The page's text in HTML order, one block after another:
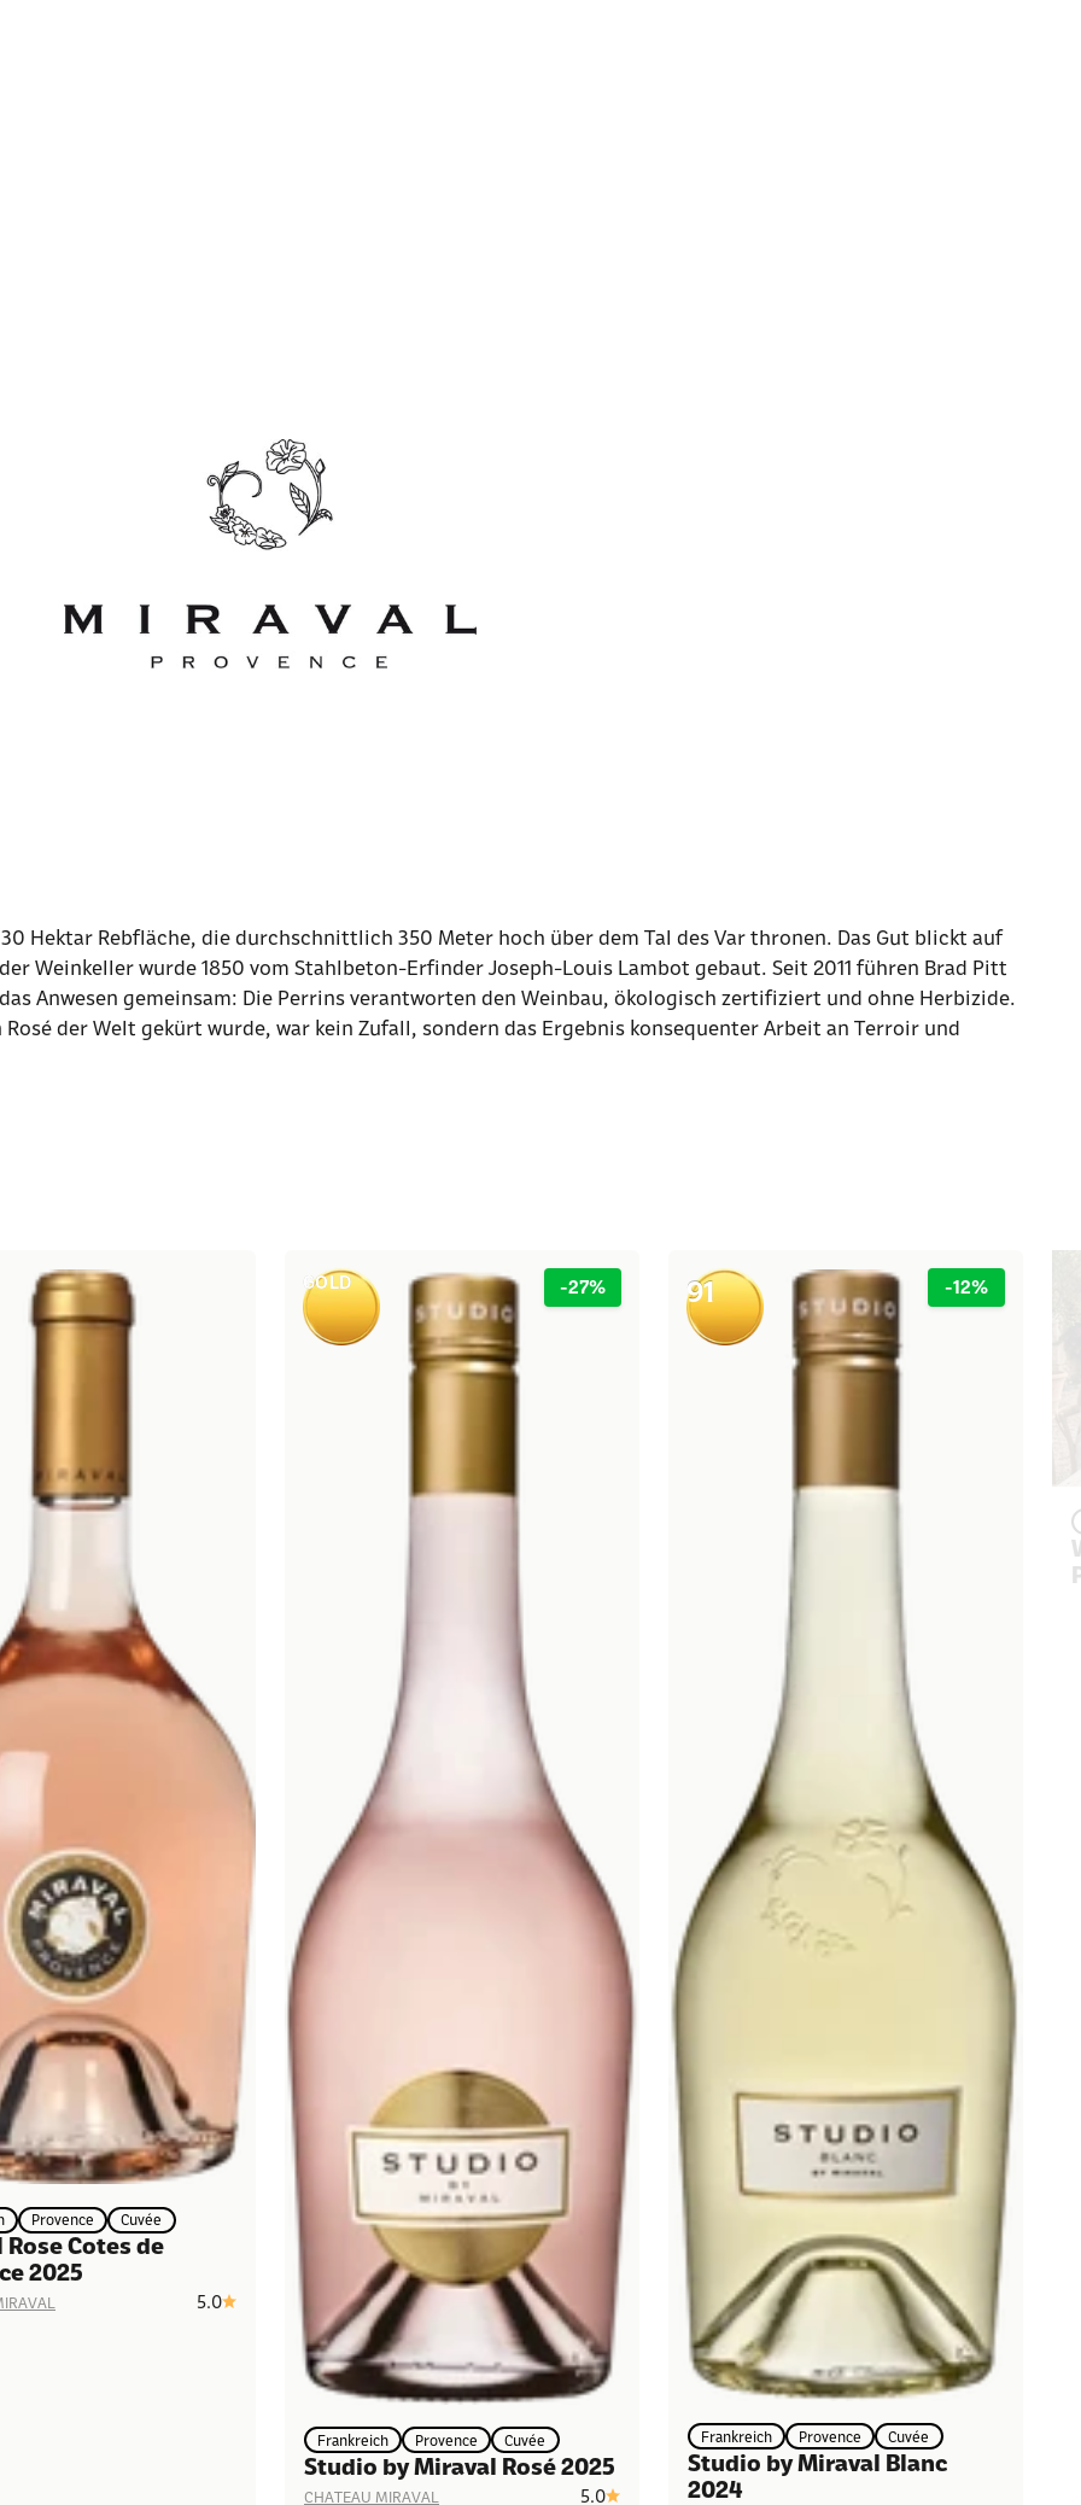
Hektar Rebfläche, die durchschnittlich 350 Meter hoch über dem Tal des Var thronen. Das Gut blickt auf
Weinkeller wurde 1850 vom Stahlbeton-Erfinder Joseph-Louis Lambot gebaut. Seit 2011 führen Brad Pitt
Anwesen gemeinsam: Die Perrins verantworten den Weinbau, ökologisch zertifiziert und ohne Herbizide.
der Welt gekürt wurde, war kein Zufall, sondern das Ergebnis konsequenter Arbeit an Terroir und
Provence Cuvée
Cotes de
2025
5.0
GOLD -27%
Frankreich Provence Cuvée
Studio by Miraval Rosé 2025
CHATEAU MIRAVAL 5.0
91 -12%
Frankreich Provence Cuvée
Studio by Miraval Blanc
2024